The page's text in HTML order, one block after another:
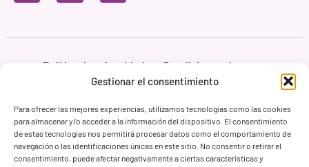
Gestionar el consentimiento
Para ofrecer las mejores experiencias, utilizamos tecnologías como las cookies
para almacenar y/o acceder a la información del dispositivo. El consentimiento
de estas tecnologías nos permitirá procesar datos como el comportamiento de
navegación o las identificaciones únicas en este sitio. No consentir o retirar el
consentimiento, puede afectar negativamente a ciertas características y
Política de privacidad
Condiciones de uso
Política de cookies